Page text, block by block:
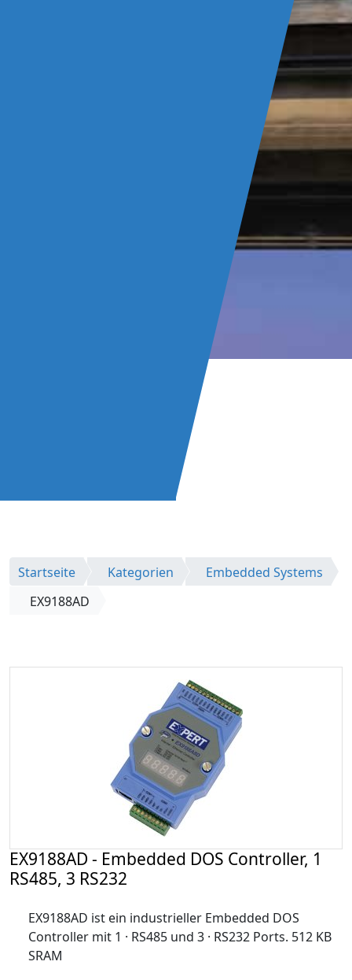
Startseite Kategorien
Embedded Systems
EX9188AD
EX9188AD - Embedded DOS Controller, 1
RS485, 3 RS232
EX9188AD ist ein industrieller Embedded DOS
Controller mit 1 · RS485 und 3 · RS232 Ports. 512 KB
SRAM